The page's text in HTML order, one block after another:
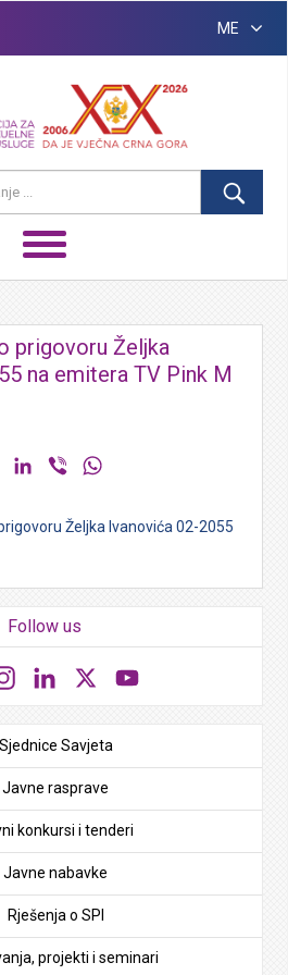
ME
prigovoru Željka
na emitera TV Pink M
LinkedIn
Viber
Željka Ivanovića 02-2055
Follow us
InstagramLinkedIn
Sjednice Savjeta
Javne rasprave
konkursi i tenderi
Javne nabavke
Rješenja o SPI
projekti i seminari